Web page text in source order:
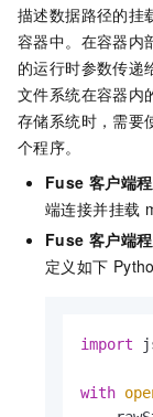
描述数据路径的挂
容器中。在容器内
的运行时参数传递
文件系统在容器内
存储系统时，需要
个程序。
Fuse 客户端
端连接并挂载
Fuse 客户端
定义如下
import
with